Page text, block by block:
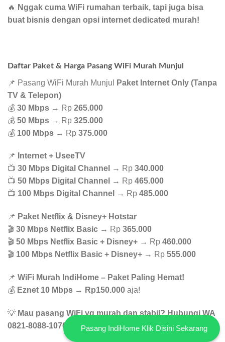
🔥 Nggak cuma WiFi rumahan terbaik, tapi juga bisa
buat bisnis dengan opsi internet dedicated murah!
Daftar Paket & Harga Pasang WiFi Murah Munjul
📌 Pasang WiFi Murah Munjul
Paket Internet Only (Tanpa
TV & Telepon)
💰 30 Mbps → Rp 265.000
💰 50 Mbps → Rp 325.000
💰 100 Mbps → Rp 375.000
📌
Internet + UseeTV
📺 30 Mbps Digital Channel → Rp 340.000
📺 50 Mbps Digital Channel → Rp 465.000
📺 100 Mbps Digital Channel → Rp 485.000
📌 Paket Netflix & Disney+ Hotstar
🎬 30 Mbps Netflix Basic → Rp 365.000
🎬 50 Mbps Netflix Basic + Disney+ → Rp 460.000
🎬 100 Mbps Netflix Basic + Disney+ → Rp 555.000
📌 WiFi Murah IndiHome – Paket Paling Hemat!
💰 Eznet 10 Mbps → Rp150.000 aja!
💡 Mau pasang WiFi yg murah dan stabil? Hubungi WA
0821-8088-1070 buat konsultasi GRATIS!
Pasang IndiHome Klik Disini Sekarang